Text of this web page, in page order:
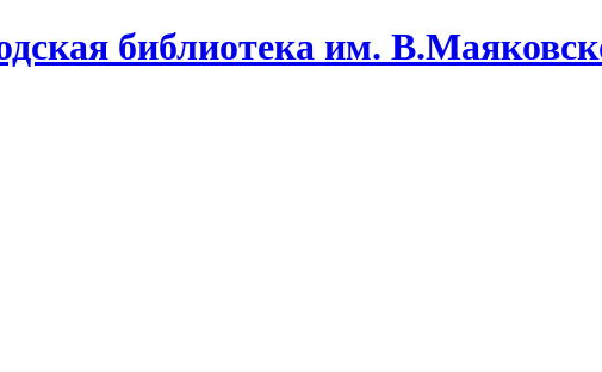
библиотека им.